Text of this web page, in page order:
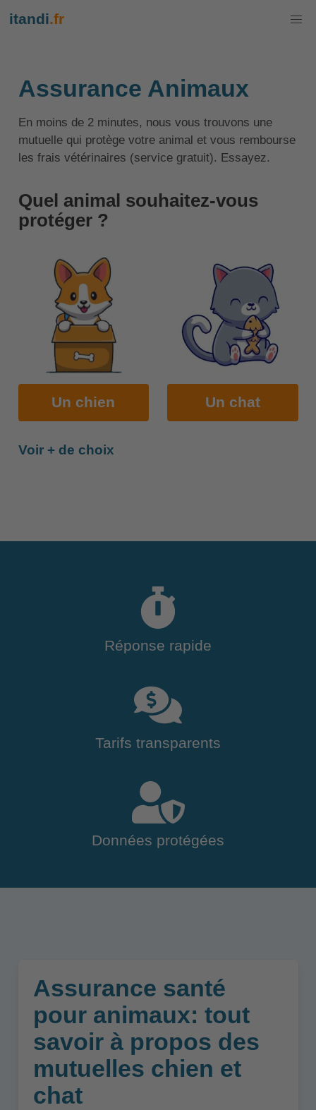
itandi.fr
Assurance Animaux
En moins de 2 minutes, nous vous trouvons une
mutuelle qui protège votre animal et vous rembourse
les frais vétérinaires (service gratuit). Essayez.
Quel animal souhaitez-vous
protéger ?
Un chien Un chat
Voir + de choix
Réponse rapide
Tarifs transparents
Données protégées
Assurance santé
pour animaux: tout
savoir à propos des
mutuelles chien et
chat